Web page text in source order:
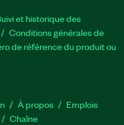
et historique des
Conditions générales de
de référence du produit ou
À propos
Emplois
Chaîne